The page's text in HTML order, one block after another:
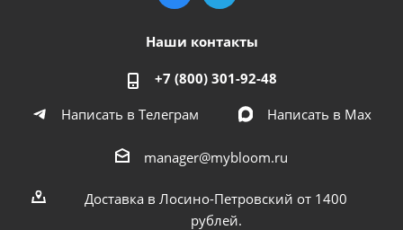
Наши контакты
+7 (800) 301-92-48
Написать в Телеграм
Написать в Мах
manager@mybloom.ru
Доставка в Лосино-Петровский от 1400
рублей.